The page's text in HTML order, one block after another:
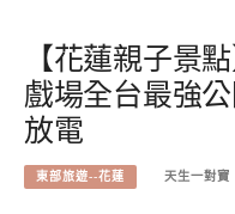
【花蓮親子景
戲場全台最強
放電
東部旅遊--花蓮 天生一對寶